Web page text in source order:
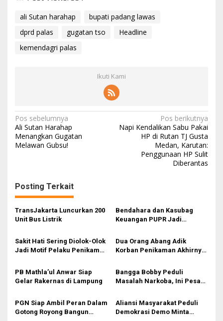
ali Sutan harahap
bupati padang lawas
dprd palas
gugatan tso
Headline
kemendagri palas
Ikuti Kami
N
a
v
a
s
i
o
Pos sebelumnya
Ali Sutan Harahap
Menangkan Gugatan
Melawan Gubsu!
Pos berikutnya
Napi Kendalikan Sabu Pakai
HP di Rutan TJ Gusta
Medan, Karutan:
Penggunaan HP Sulit
Diberantas
Posting Terkait
TransJakarta Luncurkan 200
Unit Bus Listrik
Bendahara dan Kasubag
Keuangan PUPR Jadi
Sakit Hati Sering Diolok-Olok
Jadi Motif Pelaku Penikaman
Dua Orang Abang Adik
Korban Penikaman Akhirnya
PB Mathla’ul Anwar Siap
Gelar Rakernas di Lampung
Bangga Bobby Peduli
Masalah Narkoba, Ini Pesan
PGN Siap Ambil Peran Dalam
Gotong Royong Bangun
Aliansi Masyarakat Peduli
Demokrasi Demo Minta